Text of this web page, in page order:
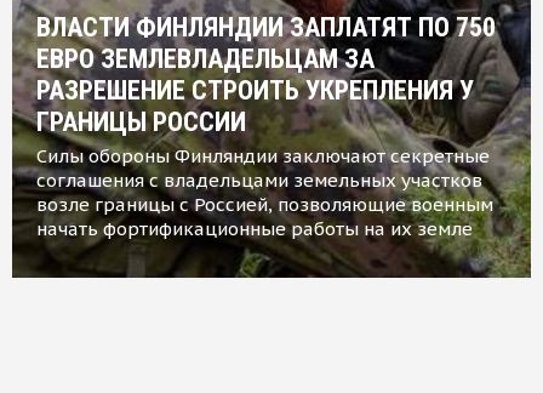
ВЛАСТИ ФИНЛЯНДИИ ЗАПЛАТЯТ ПО 750
ЕВРО ЗЕМЛЕВЛАДЕЛЬЦАМ ЗА
РАЗРЕШЕНИЕ СТРОИТЬ УКРЕПЛЕНИЯ У
ГРАНИЦЫ РОССИИ
Силы обороны Финляндии заключают секретные
соглашения с владельцами земельных участков
возле границы с Россией, позволяющие военным
начать фортификационные работы на их земле